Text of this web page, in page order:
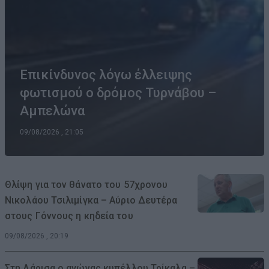
Επικίνδυνος λόγω έλλειψης
φωτισμού ο δρόμος Τυρνάβου –
Αμπελώνα
09/08/2026 , 21:05
Θλίψη για τον θάνατο του 57χρονου
Νικολάου Τσιλιμίγκα – Αύριο Δευτέρα
στους Γόννους η κηδεία του
09/08/2026 , 20:19